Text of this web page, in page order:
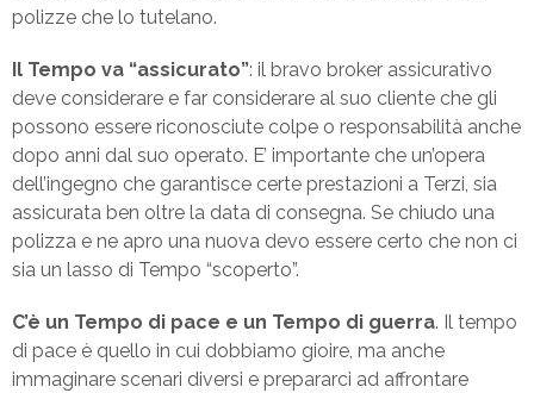
polizze che lo tutelano.
Il Tempo va “assicurato”: il bravo broker assicurativo
deve considerare e far considerare al suo cliente che gli
possono essere riconosciute colpe o responsabilità anche
dopo anni dal suo operato. E’ importante che un’opera
dell’ingegno che garantisce certe prestazioni a Terzi, sia
assicurata ben oltre la data di consegna. Se chiudo una
polizza e ne apro una nuova devo essere certo che non ci
sia un lasso di Tempo “scoperto”.
C’è un Tempo di pace e un Tempo di guerra. Il tempo
di pace è quello in cui dobbiamo gioire, ma anche
immaginare scenari diversi e prepararci ad affrontare